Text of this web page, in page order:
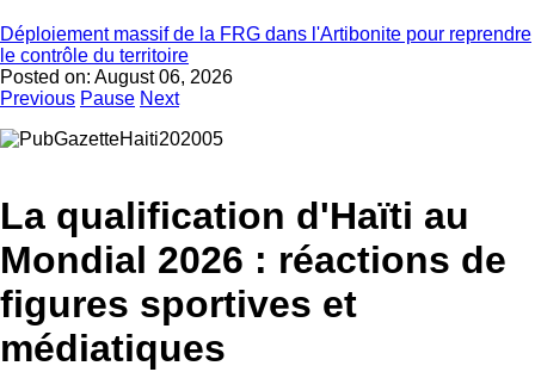
Déploiement massif de la FRG dans l'Artibonite pour reprendre
le contrôle du territoire
Posted on: August 06, 2026
Previous Pause Next
La qualification d'Haïti au
Mondial 2026 : réactions de
figures sportives et
médiatiques